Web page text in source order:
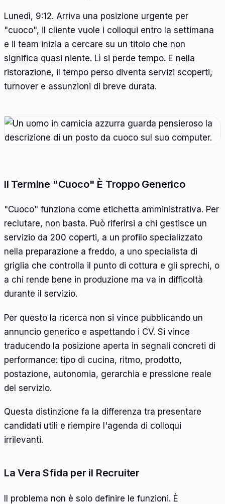
Lunedì, 9:12. Arriva una posizione urgente per
"cuoco", il cliente vuole i colloqui entro la settimana
e il team inizia a cercare su un titolo che non
significa quasi niente. Lì si perde tempo. E nella
ristorazione, il tempo perso diventa servizi scoperti,
turnover e assunzioni di breve durata.
Il Termine "Cuoco" È Troppo Generico
"Cuoco" funziona come etichetta amministrativa. Per
reclutare, non basta. Può riferirsi a chi gestisce un
servizio da 200 coperti, a un profilo specializzato
nella preparazione a freddo, a uno specialista di
griglia che controlla il punto di cottura e gli sprechi, o
a chi rende bene in produzione ma va in difficoltà
durante il servizio.
Per questo la ricerca non si vince pubblicando un
annuncio generico e aspettando i CV. Si vince
traducendo la posizione aperta in segnali concreti di
performance: tipo di cucina, ritmo, prodotto,
postazione, autonomia, gerarchia e pressione reale
del servizio.
Questa distinzione fa la differenza tra presentare
candidati utili e riempire l'agenda di colloqui
irrilevanti.
La Vera Sfida per il Recruiter
Il problema non è solo definire le funzioni. È